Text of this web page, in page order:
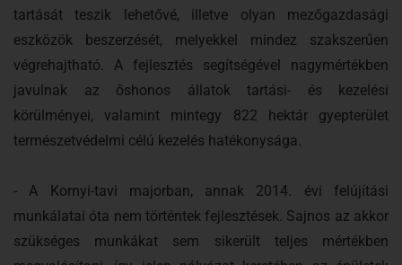
tartását teszik lehetővé, illetve olyan mezőgazdasági
eszközök beszerzését, melyekkel mindez szakszerűen
végrehajtható. A fejlesztés segítségével nagymértékben
javulnak az őshonos állatok tartási- és kezelési
körülményei, valamint mintegy 822 hektár gyepterület
természetvédelmi célú kezelés hatékonysága.
- A Kornyi-tavi majorban, annak 2014. évi felújítási
munkálatai óta nem történtek fejlesztések. Sajnos az akkor
szükséges munkákat sem sikerült teljes mértékben